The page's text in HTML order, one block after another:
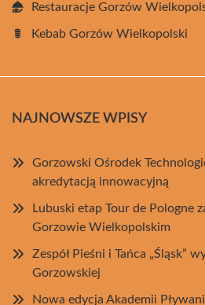
Restauracje Gorzów
Kebab Gorzów Wielkopolski
NAJNOWSZE WPISY
Gorzowski Ośrodek
akredytacją innowacyjną
Lubuski etap Tour de Pologne
Gorzowie Wielkopolskim
Zespół Pieśni i Tańca „Śląsk”
Gorzowskiej
Nowa edycja Akademii